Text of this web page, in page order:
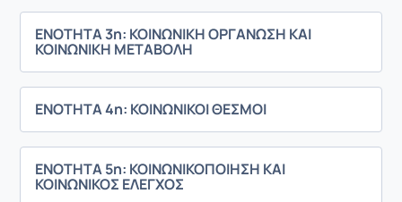
ΕΝΟΤΗΤΑ 3η: ΚΟΙΝΩΝΙΚΗ ΟΡΓΑΝΩΣΗ ΚΑΙ
ΚΟΙΝΩΝΙΚΗ ΜΕΤΑΒΟΛΗ
ΕΝΟΤΗΤΑ 4η: ΚΟΙΝΩΝΙΚΟΙ ΘΕΣΜΟΙ
ΕΝΟΤΗΤΑ 5η: ΚΟΙΝΩΝΙΚΟΠΟΙΗΣΗ ΚΑΙ
ΚΟΙΝΩΝΙΚΟΣ ΕΛΕΓΧΟΣ